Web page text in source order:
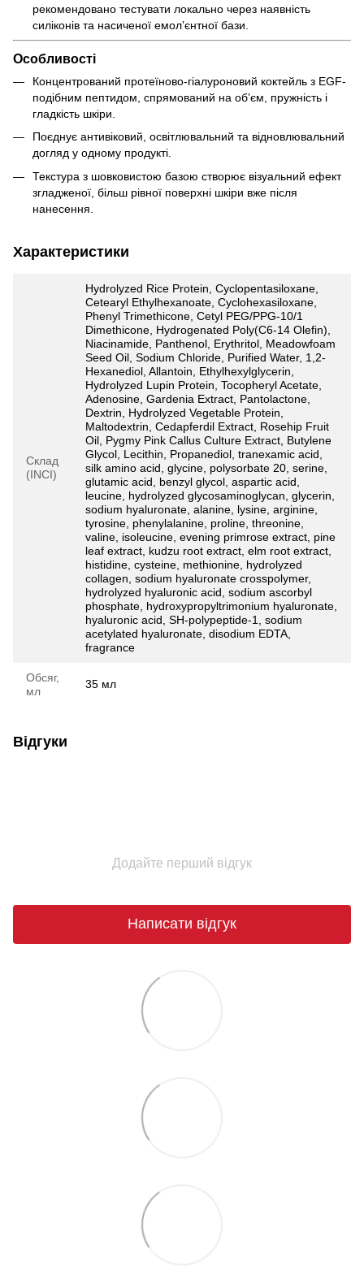
рекомендовано тестувати локально через наявність
силіконів та насиченої емолʼєнтної бази.
Особливості
Концентрований протеїново-гіалуроновий коктейль з EGF-
подібним пептидом, спрямований на обʼєм, пружність і
гладкість шкіри.
Поєднує антивіковий, освітлювальний та відновлювальний
догляд у одному продукті.
Текстура з шовковистою базою створює візуальний ефект
згладженої, більш рівної поверхні шкіри вже після
нанесення.
Характеристики
Склад
(INCI)
Hydrolyzed Rice Protein, Cyclopentasiloxane,
Cetearyl Ethylhexanoate, Cyclohexasiloxane,
Phenyl Trimethicone, Cetyl PEG/PPG-10/1
Dimethicone, Hydrogenated Poly(C6-14 Olefin),
Niacinamide, Panthenol, Erythritol, Meadowfoam
Seed Oil, Sodium Chloride, Purified Water, 1,2-
Hexanediol, Allantoin, Ethylhexylglycerin,
Hydrolyzed Lupin Protein, Tocopheryl Acetate,
Adenosine, Gardenia Extract, Pantolactone,
Dextrin, Hydrolyzed Vegetable Protein,
Maltodextrin, Cedapferdil Extract, Rosehip Fruit
Oil, Pygmy Pink Callus Culture Extract, Butylene
Glycol, Lecithin, Propanediol, tranexamic acid,
silk amino acid, glycine, polysorbate 20, serine,
glutamic acid, benzyl glycol, aspartic acid,
leucine, hydrolyzed glycosaminoglycan, glycerin,
sodium hyaluronate, alanine, lysine, arginine,
tyrosine, phenylalanine, proline, threonine,
valine, isoleucine, evening primrose extract, pine
leaf extract, kudzu root extract, elm root extract,
histidine, cysteine, methionine, hydrolyzed
collagen, sodium hyaluronate crosspolymer,
hydrolyzed hyaluronic acid, sodium ascorbyl
phosphate, hydroxypropyltrimonium hyaluronate,
hyaluronic acid, SH-polypeptide-1, sodium
acetylated hyaluronate, disodium EDTA,
fragrance
Обсяг,
мл
35 мл
Відгуки
Додайте перший відгук
Написати відгук